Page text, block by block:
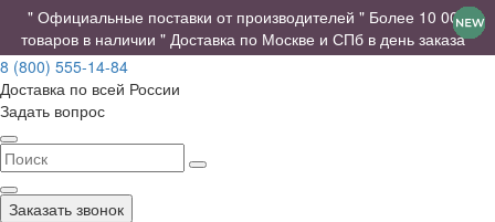
" Официальные поставки от производителей " Более 10 000
товаров в наличии " Доставка по Москве и СПб в день заказа "
8 (800) 555-14-84
Доставка по всей России
Задать вопрос
Заказать звонок